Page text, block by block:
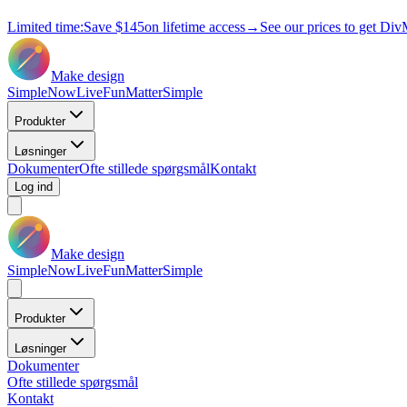
Limited time:Save $145on lifetime access→ See our prices to get
Make design
SimpleNowLiveFunMatterSimple
Produkter
Løsninger
DokumenterOfte stillede spørgsmålKontakt
Log ind
Make design
SimpleNowLiveFunMatterSimple
Produkter
Løsninger
Dokumenter
Ofte stillede spørgsmål
Kontakt